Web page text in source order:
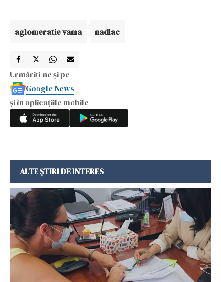
aglomeratie vama nadlac
Urmăriți-ne și pe
Google News
și în aplicațiile mobile
ALTE ȘTIRI DE INTERES